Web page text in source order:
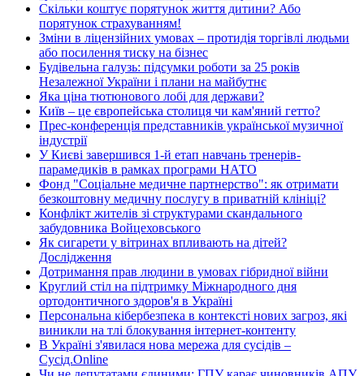
Скільки коштує порятунок життя дитини? Або
порятунок страхуванням!
Зміни в ліцензійних умовах – протидія торгівлі людьми
або посилення тиску на бізнес
Будівельна галузь: підсумки роботи за 25 років
Незалежної України і плани на майбутнє
Яка ціна тютюнового лобі для держави?
Київ – це європейська столиця чи кам'яний гетто?
Прес-конференція представників української музичної
індустрії
У Києві завершився 1-й етап навчань тренерів-
парамедиків в рамках програми НАТО
Фонд "Соціальне медичне партнерство": як отримати
безкоштовну медичну послугу в приватній клініці?
Конфлікт жителів зі структурами скандального
забудовника Войцеховського
Як сигарети у вітринах впливають на дітей?
Дослідження
Дотримання прав людини в умовах гібридної війни
Круглий стіл на підтримку Міжнародного дня
ортодонтичного здоров'я в Україні
Персональна кібербезпека в контексті нових загроз, які
виникли на тлі блокування інтернет-контенту
В Україні з'явилася нова мережа для сусідів –
Сусід.Online